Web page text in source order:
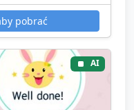
pobrać
AI